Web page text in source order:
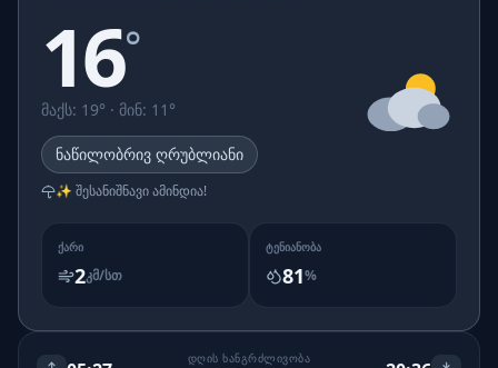
16°
მაქს: 19° · მინ: 11 °
ნაწილობრივ ღრუბლიანი
✨ შესანიშნავი ამინდია!
ᲥᲐᲠᲘ
2კმ/სთ
ᲢᲔᲜᲘᲐᲜᲝᲑᲐ
81%
ᲓᲦᲘᲡ ᲮᲐᲜᲒᲠᲫᲚᲘᲕᲝᲑᲐ